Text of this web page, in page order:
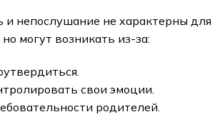
и непослушание не характерны для
но могут возникать из-за:
свои эмоции.
родителей.